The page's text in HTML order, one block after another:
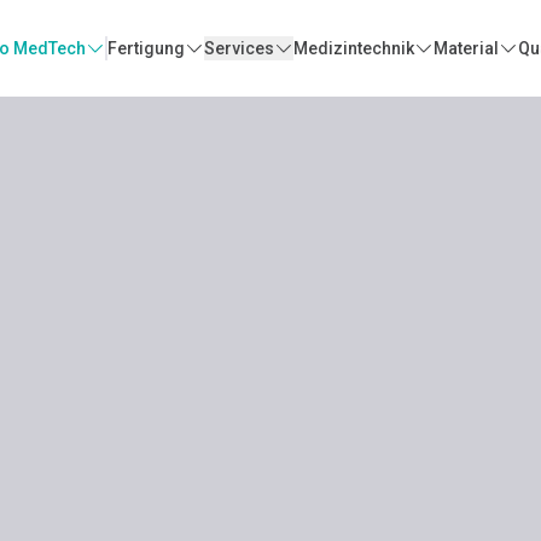
MedTech Fertigung Services Medizintechnik Material